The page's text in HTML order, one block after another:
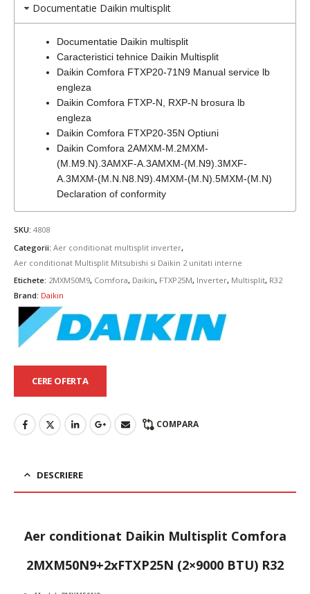
Documentatie Daikin multisplit
Documentatie Daikin multisplit
Caracteristici tehnice Daikin Multisplit
Daikin Comfora FTXP20-71N9 Manual service lb
engleza
Daikin Comfora FTXP-N, RXP-N brosura lb
engleza
Daikin Comfora FTXP20-35N Optiuni
Daikin Comfora 2AMXM-M.2MXM-
(M.M9.N).3AMXF-A.3AMXM-(M.N9).3MXF-
A.3MXM-(M.N.N8.N9).4MXM-(M.N).5MXM-(M.N)
Declaration of conformity
SKU: 4808
Categorii: Aer conditionat multisplit inverter,
Aer conditionat Multisplit Mitsubishi si Daikin 2 unitati interne
Etichete: 2MXM50M9, Comfora, Daikin, FTXP25M, Inverter, Multisplit, R32
Brand: Daikin
CERE OFERTA
COMPARA
DESCRIERE
Aer conditionat Daikin Multisplit Comfora
2MXM50N9+2xFTXP25N (2×9000 BTU) R32